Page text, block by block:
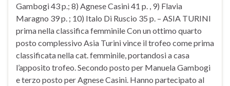
Gambogi 43 p.; 8) Agnese Casini 41 p. , 9) Flavia
Maragno 39 p. ; 10) Italo Di Ruscio 35 p. – ASIA TURINI
prima nella classifica femminile Con un ottimo quarto
posto complessivo Asia Turini vince il trofeo come prima
classificata nella cat. femminile, portandosi a casa
l’apposito trofeo. Secondo posto per Manuela Gambogi
e terzo posto per Agnese Casini. Hanno partecipato al